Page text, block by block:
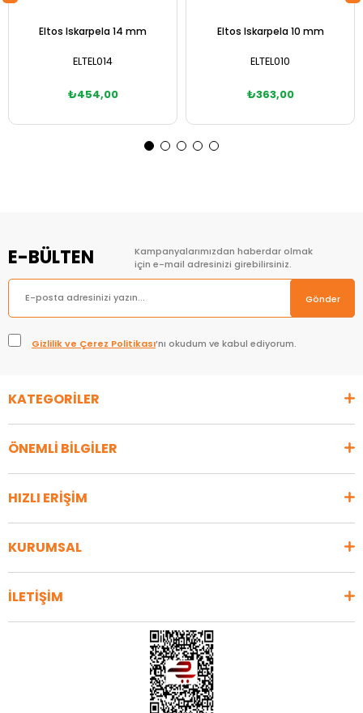
Eltos Iskarpela 14 mm
ELTEL014
₺454,00
Eltos Iskarpela 10 mm
ELTEL010
₺363,00
E-BÜLTEN
Kampanyalarımızdan haberdar olmak
için e-mail adresinizi girebilirsiniz.
Gönder
Gizlilik ve Çerez Politikası’nı okudum ve kabul ediyorum.
KATEGORİLER
ÖNEMLİ BİLGİLER
HIZLI ERİŞİM
KURUMSAL
İLETİŞİM